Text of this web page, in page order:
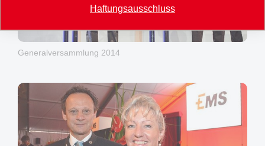
Haftungsausschluss
Generalversammlung 2014